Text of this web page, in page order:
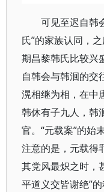
可见至迟自韩
氏”的家族认同，
期昌黎韩氏比较兴
自韩会与韩洄的交
滉相继为相，在中
韩休有子九人，韩
官。“元载案”的始
注意的是，元载得
其党风最炽之时，
平道义交皆谢绝”